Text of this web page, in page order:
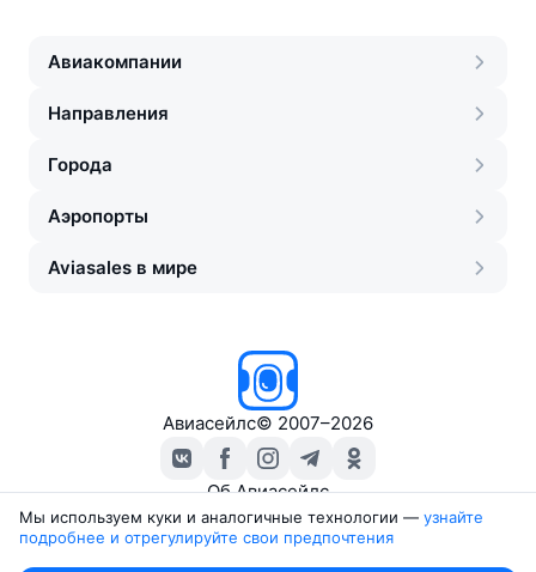
Авиакомпании
Направления
Города
Аэропорты
Aviasales в мире
Авиасейлс© 2007–2026
Об Авиасейлс
Пресс‑центр
Travelpayouts
Мы используем куки и аналогичные технологии — узнайте
подробнее и отрегулируйте свои предпочтения